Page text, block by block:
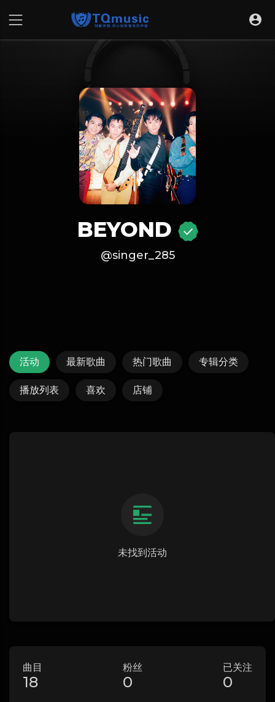
BEYOND
@singer_285
活动 最新歌曲 热门歌曲 专辑分类
播放列表 喜欢 店铺
未找到活动
曲目
18
粉丝
0
已关注
0